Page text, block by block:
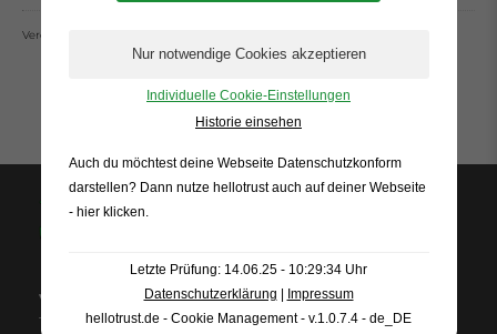
Veröffentlich am 24.11.2024
VfL Sassenberg 1926 e.V.
Telgenkamp 2a
Individuelle Cookie-Einstellungen
Historie einsehen
Auch du möchtest deine Webseite Datenschutzkonform
darstellen? Dann nutze hellotrust auch auf deiner Webseite
- hier klicken.
Letzte Prüfung: 14.06.25 - 10:29:34 Uhr
Datenschutzerklärung
Impressum
hellotrust.de - Cookie Management - v.1.0.7.4 - de_DE